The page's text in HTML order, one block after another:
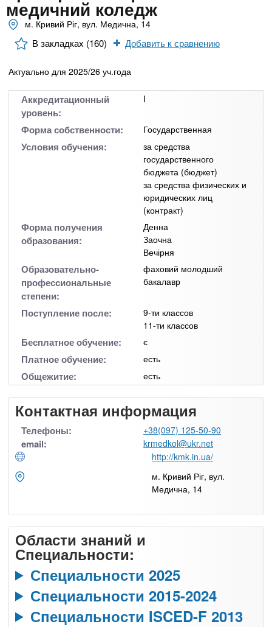
n
t
s
o
х
з
е
д
Онлайн курсы
За рубежом
медичний коледж
м. Кривий Ріг, вул. Медична, 14
В закладках (160) Добавить к сравнению
Актуально для 2025/26 уч.года
Аккредитационный
уровень:
I
Форма собственности: Государственная
Условия обучения:
за средства
государственного
бюджета (бюджет)
за средства физических и
юридических лиц
(контракт)
Форма получения
образования:
Денна
Заочна
Вечірня
Образовательно-
профессиональные
степени:
фаховий молодший
бакалавр
Поступление после:
9-ти классов
11-ти классов
Бесплатное обучение: є
Платное обучение: есть
Общежитие: есть
Контактная информация
Телефоны: +38(097) 125-50-90
email:
krmedkol@ukr.net
http://kmk.in.ua/
м. Кривий Ріг, вул.
Медична, 14
Области знаний и
Специальности:
Специальности 2025
Специальности 2015-2024
Специальности ISCED-F 2013